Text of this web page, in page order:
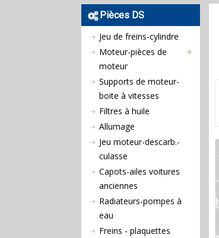
Pièces DS
Jeu de freins-cylindre
Moteur-pièces de
moteur
Supports de moteur-
boite à vitesses
Filtres à huile
Allumage
Jeu moteur-descarb.-
culasse
Capots-ailes voitures
anciennes
Radiateurs-pompes à
eau
Freins - plaquettes